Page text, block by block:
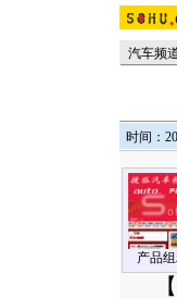
汽车频
时间：
产品
【